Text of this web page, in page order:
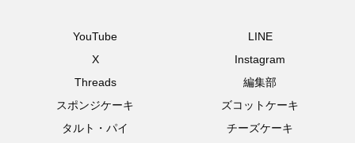
YouTube
LINE
X
Instagram
Threads
編集部
スポンジケーキ
ズコットケーキ
タルト・パイ
チーズケーキ